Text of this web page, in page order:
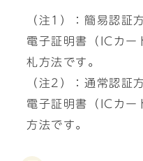
（注1）：簡易認証
電子証明書（ICカー
札方法です。
（注2）：通常認証
電子証明書（ICカー
方法です。